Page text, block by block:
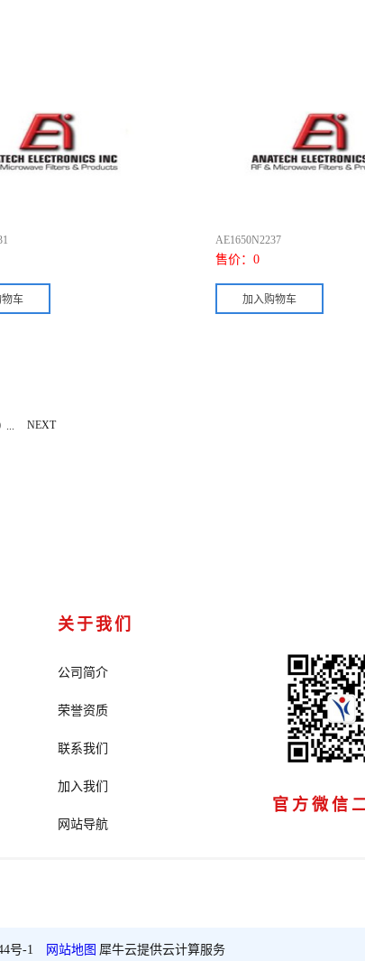
AE1650N2237
售价： 0
NEXT
关于我们
公司简介
荣誉资质
联系我们
加入我们
网站导航
官方微信
号-1 网站地图 犀牛云提供云计算服务